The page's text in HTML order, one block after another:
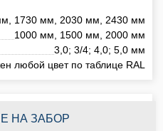
1730 мм, 2030 мм, 2430 мм
1000 мм, 1500 мм, 2000 мм
3,0; 3/4; 4,0; 5,0 мм
любой цвет по таблице RAL
НА ЗАБОР